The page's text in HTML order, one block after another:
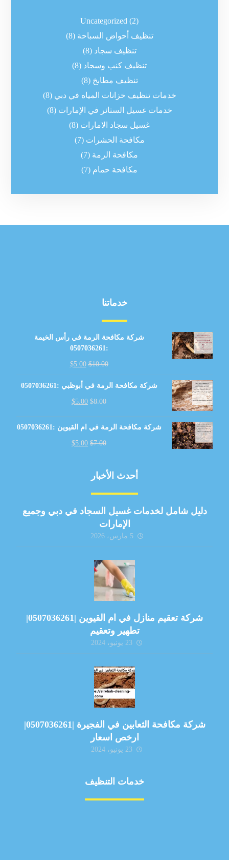
Uncategorized (2)
تنظيف أحواض السباحة (8)
تنظيف سجاد (8)
تنظيف كنب وسجاد (8)
تنظيف مطابخ (8)
خدمات تنظيف خزانات المياه في دبي (8)
خدمات غسيل الستائر في الإمارات (8)
غسيل سجاد الامارات (8)
مكافحة الحشرات (7)
مكافحة الرمة (7)
مكافحة حمام (7)
خدماتنا
شركة مكافحة الرمة في رأس الخيمة
:0507036261
$10.00
$5.00
شركة مكافحة الرمة في أبوظبي :0507036261
$8.00
$5.00
شركة مكافحة الرمة في ام القيوين :0507036261
$7.00
$5.00
أحدث الأخبار
دليل شامل لخدمات غسيل السجاد في دبي وجميع
الإمارات
5 مارس، 2026
شركة تعقيم منازل في ام القيوين |0507036261|
تطهير وتعقيم
23 يونيو، 2024
شركة مكافحة الثعابين في الفجيرة |0507036261|
ارخص اسعار
23 يونيو، 2024
خدمات التنظيف